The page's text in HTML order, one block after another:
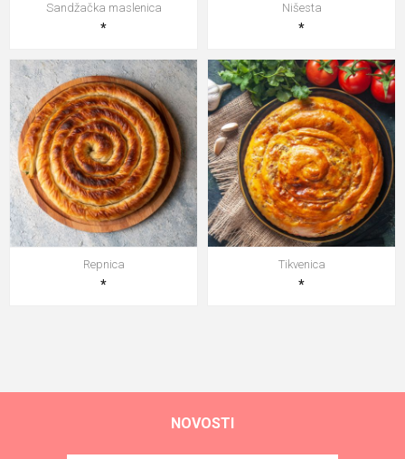
Sandžačka maslenica
*
Nišesta
*
Repnica
*
Tikvenica
*
NOVOSTI